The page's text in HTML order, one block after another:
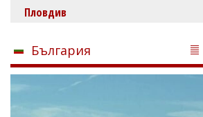
Пловдив
България